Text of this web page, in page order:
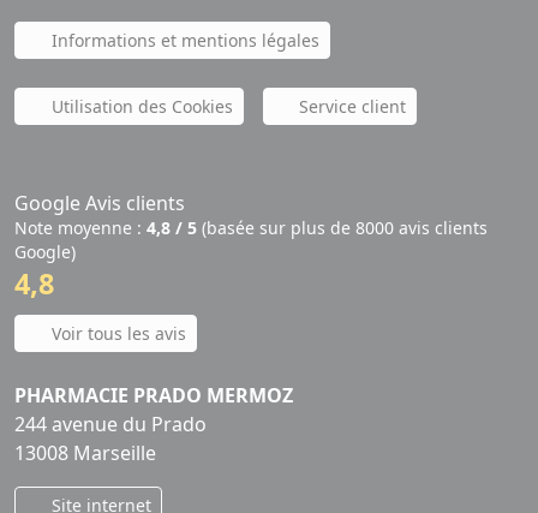
Informations et mentions légales
Utilisation des Cookies Service client
Google Avis clients
Note moyenne : 4,8 / 5 (basée sur plus de 8000 avis clients
Google)
4,8
Voir tous les avis
PHARMACIE PRADO MERMOZ
244 avenue du Prado
13008 Marseille
Site internet